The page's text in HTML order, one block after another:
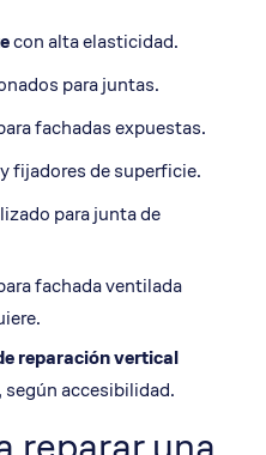
con alta elasticidad.
para juntas.
fachadas expuestas.
fijadores de superficie.
para junta de
fachada ventilada
reparación vertical
accesibilidad.